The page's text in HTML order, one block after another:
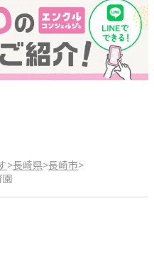
>長崎県>長崎市>